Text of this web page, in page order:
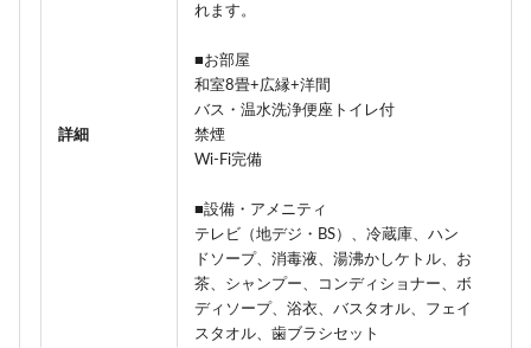
詳細
れます。
■お部屋
和室8畳+広縁+洋間
バス・温水洗浄便座トイレ付
禁煙
Wi-Fi完備
■設備・アメニティ
テレビ（地デジ・BS）、冷蔵庫、ハン
ドソープ、消毒液、湯沸かしケトル、お
茶、シャンプー、コンディショナー、ボ
ディソープ、浴衣、バスタオル、フェイ
スタオル、歯ブラシセット